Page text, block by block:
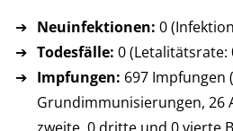
Neuinfektionen: 0
Todesfälle: 0 (Letalitätsrate:
Impfungen: 697 Impfungen
Grund­im­mu­ni­sie­run­gen, 26